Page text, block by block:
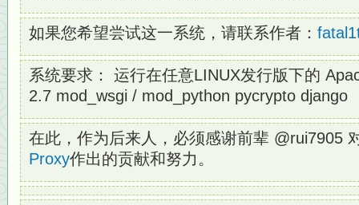
如果您希望尝试这一系统，请联系作者：
系统要求： 运行在任意LINUX发行版下的
2.7 mod_wsgi / mod_python pycrypto django
在此，作为后来人，必须感谢前辈 @rui7905
Proxy作出的贡献和努力。